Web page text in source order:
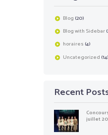
Blog (20)
Blog with Sidebar
horaires (4)
Uncategorized (14)
Recent
juillet